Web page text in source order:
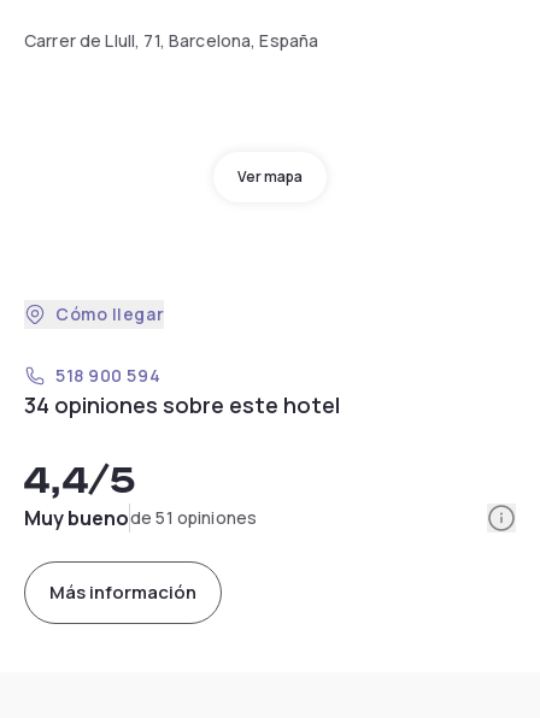
Carrer de Llull, 71, Barcelona, España
Ver mapa
Cómo llegar
518 900 594
34 opiniones sobre este hotel
4,4/5
Muy buenode 51 opiniones
Más información